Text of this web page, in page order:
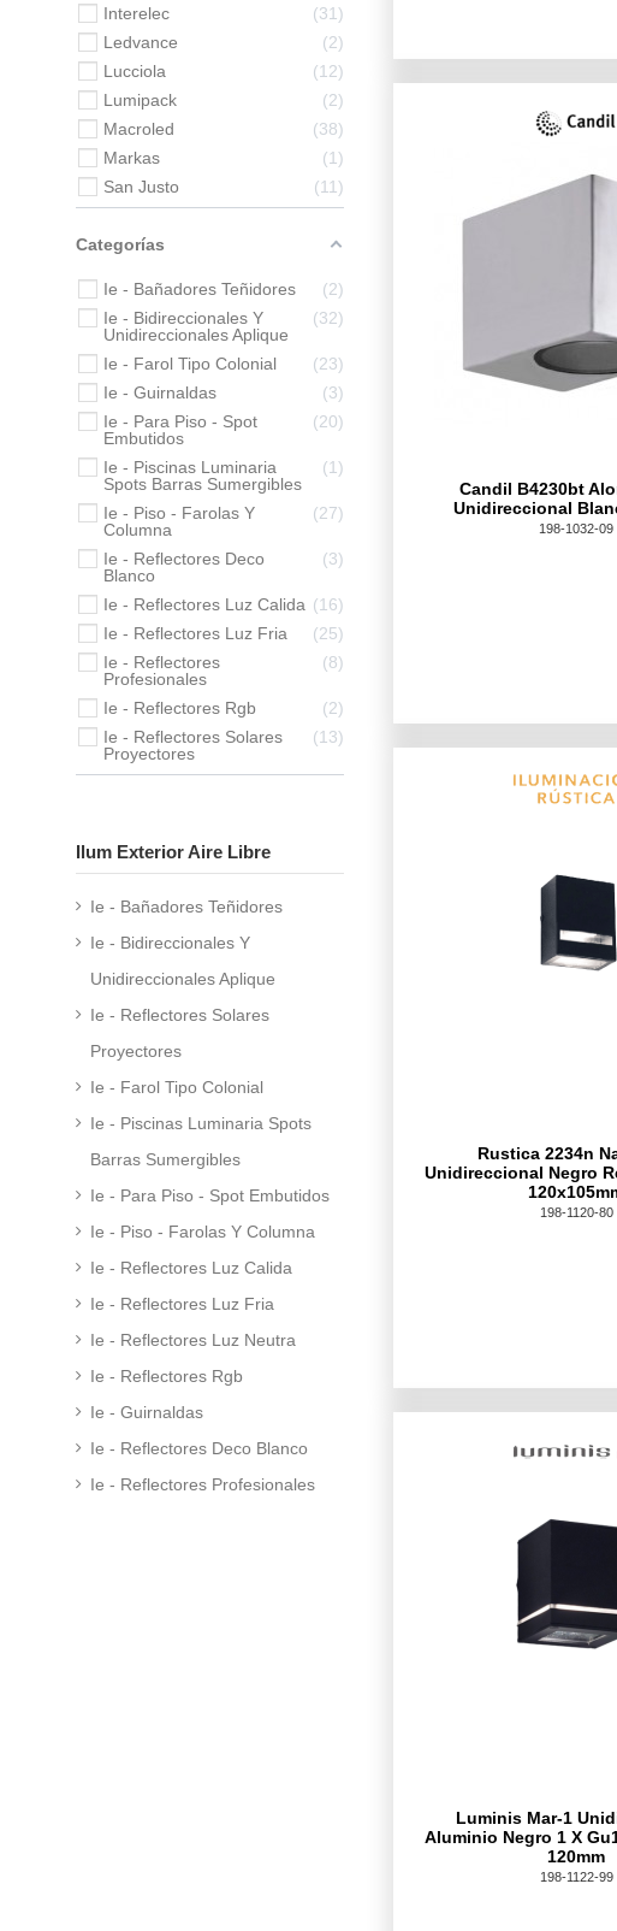
Candil B4230bt
Unidireccional
198-1032-09
Rustica 2234n
Unidireccional Negro
198-1120-80
Luminis Mar-1
Aluminio Negro 1 X
120mm
198-1122-99
Interelec
31
Ledvance
2
Lucciola
12
Lumipack
2
Macroled
38
Markas
1
San Justo
11
Categorías
Ie - Bañadores Teñidores
2
Ie - Bidireccionales Y
Unidireccionales Aplique
32
Ie - Farol Tipo Colonial
23
Ie - Guirnaldas
3
Ie - Para Piso - Spot
Embutidos
20
Ie - Piscinas Luminaria
Spots Barras Sumergibles
1
Ie - Piso - Farolas Y
Columna
27
Ie - Reflectores Deco
Blanco
3
Ie - Reflectores Luz Calida
16
Ie - Reflectores Luz Fria
25
Ie - Reflectores
Profesionales
8
Ie - Reflectores Rgb
2
Ie - Reflectores Solares
Proyectores
13
Ilum Exterior Aire Libre
Ie - Bañadores Teñidores
Ie - Bidireccionales Y
Unidireccionales Aplique
Ie - Reflectores Solares
Proyectores
Ie - Farol Tipo Colonial
Ie - Piscinas Luminaria Spots
Barras Sumergibles
Ie - Para Piso - Spot Embutidos
Ie - Piso - Farolas Y Columna
Ie - Reflectores Luz Calida
Ie - Reflectores Luz Fria
Ie - Reflectores Luz Neutra
Ie - Reflectores Rgb
Ie - Guirnaldas
Ie - Reflectores Deco Blanco
Ie - Reflectores Profesionales